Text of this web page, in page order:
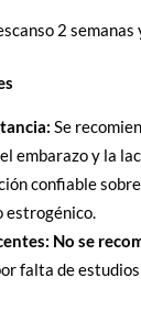
2 semanas
Se
embarazo y la
confiable
estrogénico.
No se
falta de